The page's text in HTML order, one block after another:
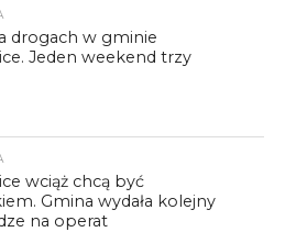
drogach w gminie
Jeden weekend trzy
wciąż chcą być
Gmina wydała kolejny
na operat